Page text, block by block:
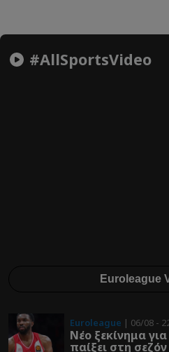
#AllSportsVideo
Euroleague
Euroleague | 06/08 -
Νέο ξεκίνημα
παίξει στη